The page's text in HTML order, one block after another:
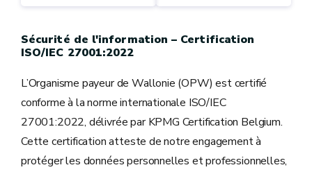
Sécurité de l'information – Certification
ISO/IEC 27001:2022
L’Organisme payeur de Wallonie (OPW) est certifié
conforme à la norme internationale ISO/IEC
27001:2022, délivrée par KPMG Certification Belgium.
Cette certification atteste de notre engagement à
protéger les données personnelles et professionnelles,